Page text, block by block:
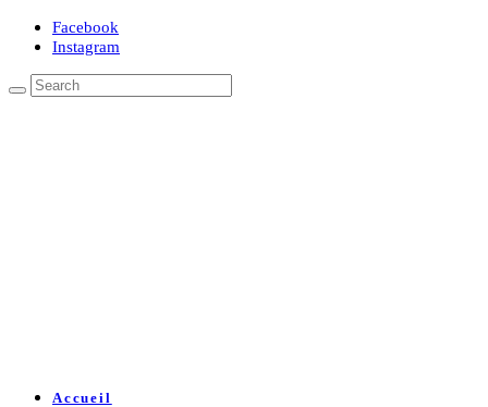
Facebook
Instagram
Accueil